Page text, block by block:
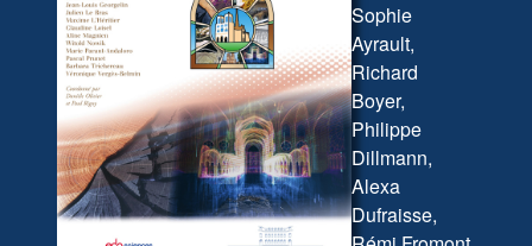
Sophie
Ayrault,
Richard
Boyer,
Philippe
Dillmann,
Alexa
Dufraisse,